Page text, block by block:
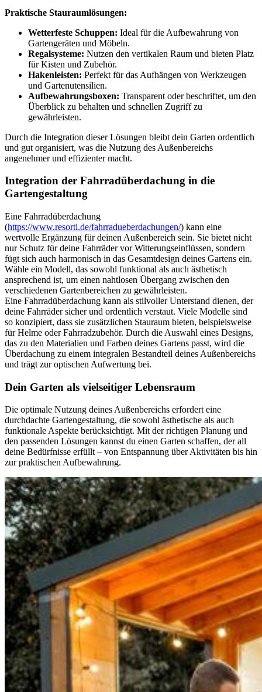
Praktische Stauraumlösungen:
Wetterfeste Schuppen: Ideal für die Aufbewahrung von
Gartengeräten und Möbeln.
Regalsysteme: Nutzen den vertikalen Raum und bieten Platz
für Kisten und Zubehör.
Hakenleisten: Perfekt für das Aufhängen von Werkzeugen
und Gartenutensilien.
Aufbewahrungsboxen: Transparent oder beschriftet, um den
Überblick zu behalten und schnellen Zugriff zu
gewährleisten.
Durch die Integration dieser Lösungen bleibt dein Garten ordentlich
und gut organisiert, was die Nutzung des Außenbereichs
angenehmer und effizienter macht.
Integration der Fahrradüberdachung in die
Gartengestaltung
Eine Fahrradüberdachung
(https://www.resorti.de/fahrradueberdachungen/) kann eine
wertvolle Ergänzung für deinen Außenbereich sein. Sie bietet nicht
nur Schutz für deine Fahrräder vor Witterungseinflüssen, sondern
fügt sich auch harmonisch in das Gesamtdesign deines Gartens ein.
Wähle ein Modell, das sowohl funktional als auch ästhetisch
ansprechend ist, um einen nahtlosen Übergang zwischen den
verschiedenen Gartenbereichen zu gewährleisten.
Eine Fahrradüberdachung kann als stilvoller Unterstand dienen, der
deine Fahrräder sicher und ordentlich verstaut. Viele Modelle sind
so konzipiert, dass sie zusätzlichen Stauraum bieten, beispielsweise
für Helme oder Fahrradzubehör. Durch die Auswahl eines Designs,
das zu den Materialien und Farben deines Gartens passt, wird die
Überdachung zu einem integralen Bestandteil deines Außenbereichs
und trägt zur optischen Aufwertung bei.
Dein Garten als vielseitiger Lebensraum
Die optimale Nutzung deines Außenbereichs erfordert eine
durchdachte Gartengestaltung, die sowohl ästhetische als auch
funktionale Aspekte berücksichtigt. Mit der richtigen Planung und
den passenden Lösungen kannst du einen Garten schaffen, der all
deine Bedürfnisse erfüllt – von Entspannung über Aktivitäten bis hin
zur praktischen Aufbewahrung.